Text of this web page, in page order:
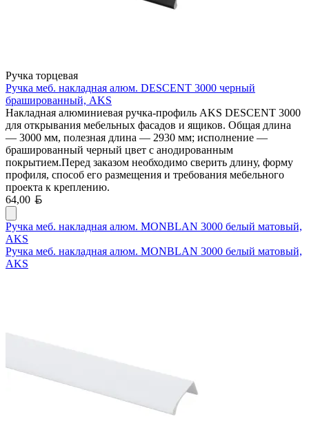
Ручка торцевая
Ручка меб. накладная алюм. DESCENT 3000 черный
брашированный, AKS
Накладная алюминиевая ручка-профиль AKS DESCENT 3000
для открывания мебельных фасадов и ящиков. Общая длина
— 3000 мм, полезная длина — 2930 мм; исполнение —
брашированный черный цвет с анодированным
покрытием.Перед заказом необходимо сверить длину, форму
профиля, способ его размещения и требования мебельного
проекта к креплению.
64,00
Ручка меб. накладная алюм. MONBLAN 3000 белый матовый,
AKS
Ручка меб. накладная алюм. MONBLAN 3000 белый матовый,
AKS